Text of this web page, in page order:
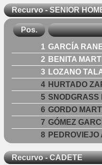
Recurvo - SENIOR
Pos.
1 GARCÍA
2 BENITA
3 LOZANO
4 HURTADO
5 SNODGRASS
6 GORDO
7 GÓMEZ
8
Recurvo - CADETE